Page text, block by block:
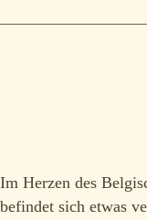
Im Herzen des
befindet sich etwas